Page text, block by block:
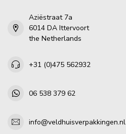
Aziëstraat 7a
6014 DA Ittervoort
the Netherlands
+31 (0)475 562932
06 538 379 62
info@veldhuisverpakkingen.nl